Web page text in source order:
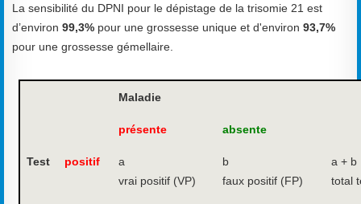
La sensibilité du DPNI pour le dépistage de la trisomie 21 est
d’environ 99,3% pour une grossesse unique et d'environ 93,7%
pour une grossesse gémellaire.
Maladie
présente absente
Test positif
a
vrai positif (VP)
b
faux positif (FP)
a + b
total